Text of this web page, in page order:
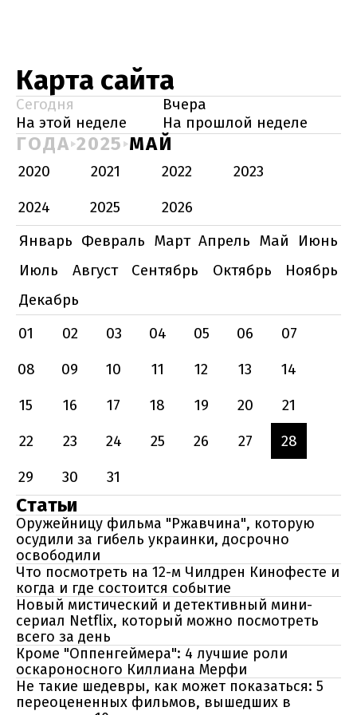
Карта сайта
Сегодня
Вчера
На этой неделе
На прошлой неделе
ГОДА 2025 МАЙ
2020 2021 2022
2023
2024
2025
2026
Январь Февраль Март Апрель Май
Июнь
Июль
Август Сентябрь Октябрь
Ноябрь
Декабрь
01
02 03 04 05 06
07
08
09 10 11 12 13
14
15
16 17 18 19 20
21
22
23 24 25 26 27
28
29
30 31
Статьи
Оружейницу фильма "Ржавчина", которую
осудили за гибель украинки, досрочно
освободили
Что посмотреть на 12-м Чилдрен Кинофесте и
когда и где состоится событие
Новый мистический и детективный мини-
сериал Netflix, который можно посмотреть
всего за день
Кроме "Оппенгеймера": 4 лучшие роли
оскароносного Киллиана Мерфи
Не такие шедевры, как может показаться: 5
переоцененных фильмов, вышедших в